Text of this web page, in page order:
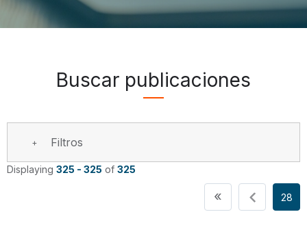
Buscar publicaciones
Filtros
Displaying 325 - 325 of 325
Paginación
« Primera 28